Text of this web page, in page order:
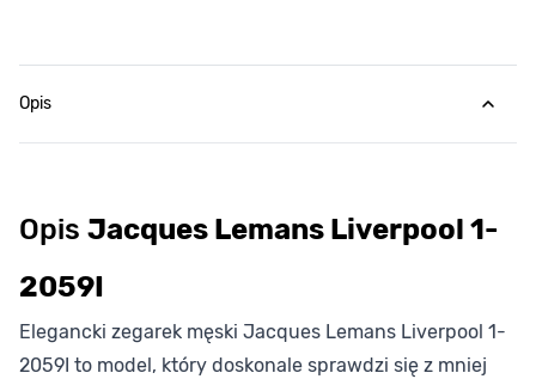
Opis
Opis Jacques Lemans Liverpool 1-
2059I
Elegancki zegarek męski Jacques Lemans Liverpool 1-
2059I to model, który doskonale sprawdzi się z mniej